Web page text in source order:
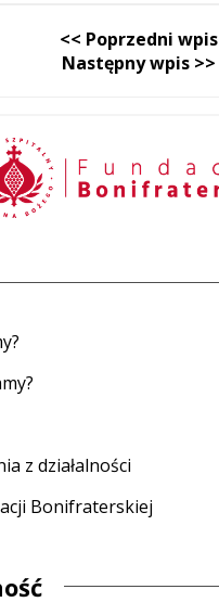
<< Poprzedni wpis
Następny wpis >>
z działalności
Bonifraterskiej